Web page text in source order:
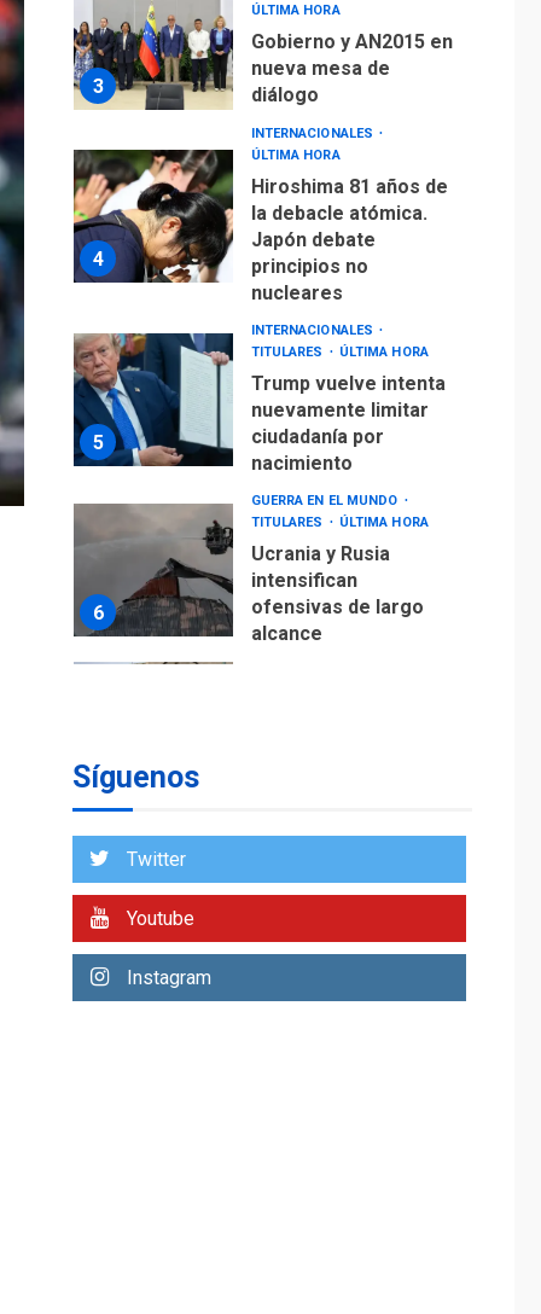
3
ÚLTIMA HORA
Gobierno y AN2015 en
nueva mesa de
diálogo
4
INTERNACIONALES
ÚLTIMA HORA
Hiroshima 81 años de
la debacle atómica.
Japón debate
principios no
nucleares
5
INTERNACIONALES
TITULARES
ÚLTIMA HORA
Trump vuelve intenta
nuevamente limitar
ciudadanía por
nacimiento
6
GUERRA EN EL MUNDO
TITULARES
ÚLTIMA HORA
Ucrania y Rusia
intensifican
ofensivas de largo
alcance
7
1
TITULARES
ÚLTIMA HORA
asumirá Presidencia
fuera de Bogotá
Síguenos
Twitter
Youtube
Instagram